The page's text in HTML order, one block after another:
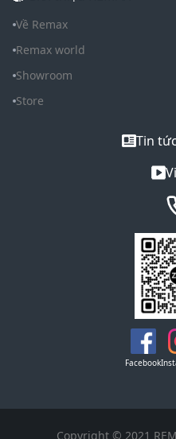
Về Remax
Remax world
Showroom
Store
Tin
Facebook
Copyright © 2021